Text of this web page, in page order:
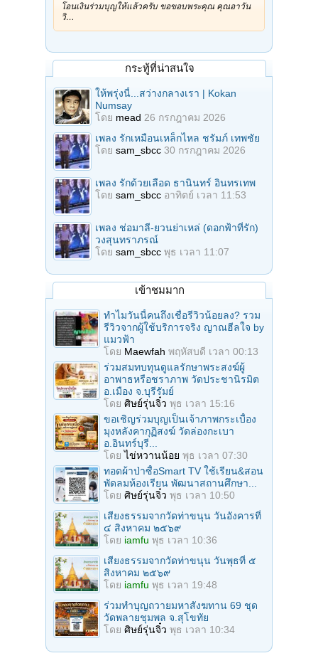
โอนเงินร่วมบุญให้แล้วครับ ขอขอบพระคุณ คุณอาวัน
วิ…
กระทู้ที่น่าสนใจ
ให้พรุ่งนี้...สว่างกลางเรา | Kokan
Numsay
โดย mead 26 กรกฎาคม 2026
เพลง รักเหมือนเหล็กไหล ชรัมภ์ เทพชัย
โดย sam_sbcc 30 กรกฎาคม 2026
เพลง รักด้วยเลือด ธานินทร์ อินทรเทพ
โดย sam_sbcc อาทิตย์ เวลา 11:53
เพลง ช่อมาลี-ยวนย่าเหล่ (ดอกฟ้าที่รัก)
วงสุนทราภรณ์
โดย sam_sbcc พุธ เวลา 11:07
เข้าชมมาก
ทำไมวันนี้คนถึงเชื่อรีวิวน้อยลง? รวม
รีวิวจากผู้ใช้บริการจริง ญาณฮีลใจ by
แมวฟ้า
โดย Maewfah พฤหัสบดี เวลา 00:13
ร่วมสมทบทุนดูแลรักษาพระสงฆ์ผู้
อาพาธหรือชราภาพ วัดประชานิรมิต
อ.เมือง จ.บุรีรัมย์
โดย ศิษย์รุ่นจิ๋ว พุธ เวลา 15:16
ขอเชิญร่วมบุญเป็นเจ้าภาพกระเบื้อง
มุงหลังคากุฏิสงฆ์ วัดล่องกะเบา
อ.อินทร์บุรี...
โดยไข่หวานน้อย พุธ เวลา 07:30
ทอดผ้าป่าซื้อSmart TV ใช้เรียน&สอน
พัดลมห้องเรียน พัฒนาสถานศึกษา...
โดย ศิษย์รุ่นจิ๋ว พุธ เวลา 10:50
เสียงธรรมจากวัดท่าขนุน วันอังคารที่
๔ สิงหาคม ๒๕๖๙
โดย iamfu พุธ เวลา 10:36
เสียงธรรมจากวัดท่าขนุน วันพุธที่ ๕
สิงหาคม ๒๕๖๙
โดย iamfu พุธ เวลา 19:48
ร่วมทําบุญถวายมหาสังฆทาน 69 ชุด
วัดพลายชุมพล จ.สุโขทัย
โดย ศิษย์รุ่นจิ๋ว พุธ เวลา 10:34